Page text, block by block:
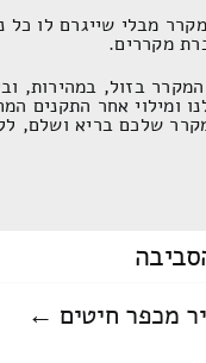
מבלי שייגרם לו
מקררים.
בזול, במהירות,
ומילוי אחר התקנים
שלכם בריא ושלם,
מחיר מכפר חיטים ←